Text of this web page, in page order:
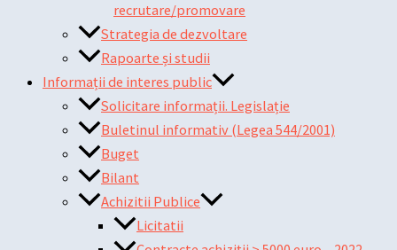
recrutare/promovare
Strategia de dezvoltare
Rapoarte și studii
Informații de interes public
Solicitare informații. Legislație
Buletinul informativ (Legea 544/2001)
Buget
Bilant
Achizitii Publice
Licitatii